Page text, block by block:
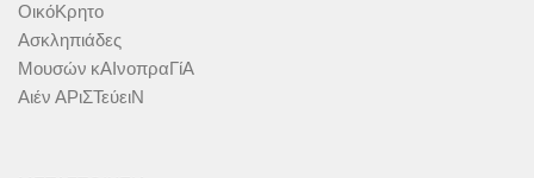
ΟικόΚρητο
Ασκληπιάδες
Μουσών κΑΙνοπραΓίΑ
Αιέν ΑΡιΣΤεύειΝ